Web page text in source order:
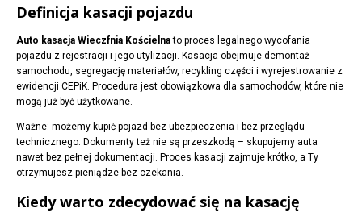
Definicja kasacji pojazdu
Auto kasacja Wieczfnia Kościelnato proces legalnego wycofania
pojazdu z rejestracji i jego utylizacji. Kasacja obejmuje demontaż
samochodu, segregację materiałów, recykling części i wyrejestrowanie z
ewidencji CEPiK. Procedura jest obowiązkowa dla samochodów, które nie
mogą już być użytkowane.
Ważne: możemy kupić pojazd bez ubezpieczenia i bez przeglądu
technicznego. Dokumenty też nie są przeszkodą – skupujemy auta
nawet bez pełnej dokumentacji. Proces kasacji zajmuje krótko, a Ty
otrzymujesz pieniądze bez czekania.
Kiedy warto zdecydować się na kasację